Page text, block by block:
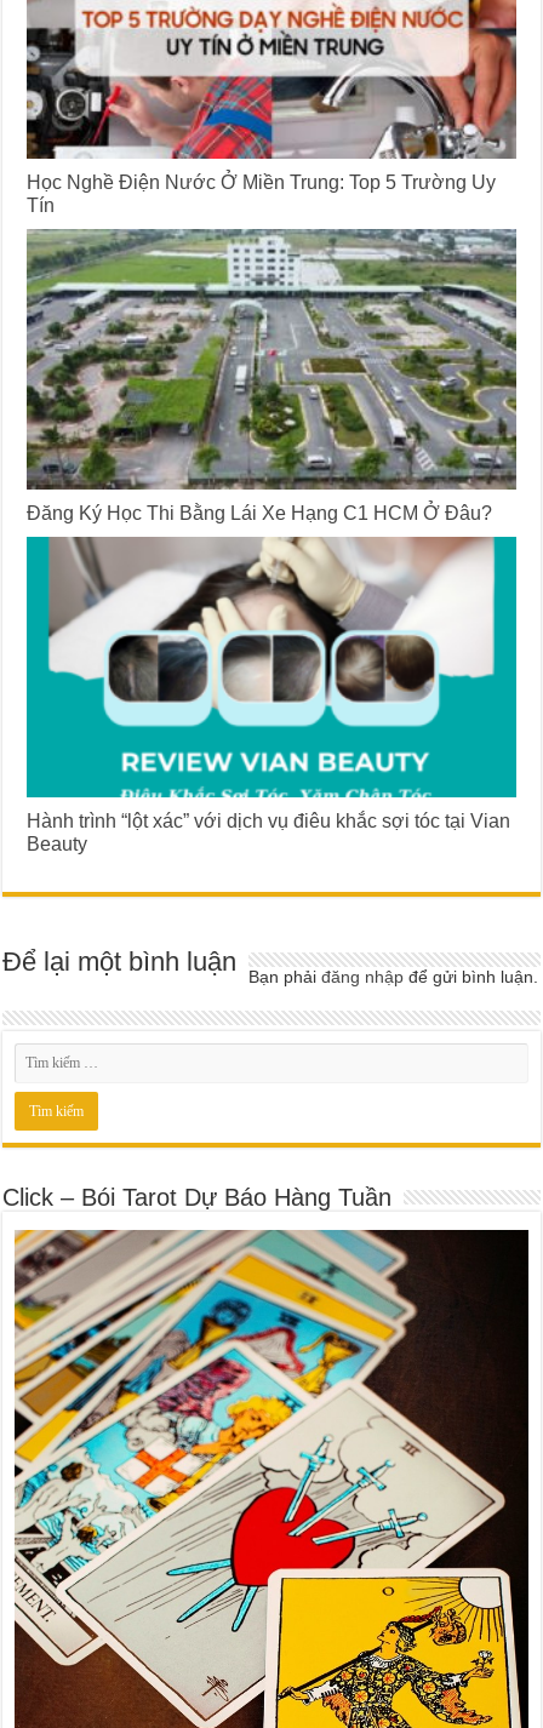
Học Nghề Điện Nước Ở Miền Trung: Top 5 Trường Uy
Tín
Đăng Ký Học Thi Bằng Lái Xe Hạng C1 HCM Ở Đâu?
Hành trình “lột xác” với dịch vụ điêu khắc sợi tóc tại Vian
Beauty
Để lại một bình luận Bạn phảiđăng nhập để gửi bình luận.
Click – Bói Tarot Dự Báo Hàng Tuần